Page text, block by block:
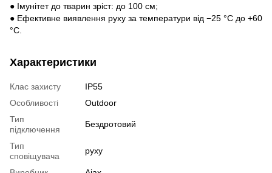
● Імунітет до тварин зріст: до 100 см;
● Ефективне виявлення руху за температури від −25 °C до +60
°C.
Характеристики
Клас захисту
IP55
Особливості
Outdoor
Тип
підключення
Бездротовий
Тип
сповіщувача
руху